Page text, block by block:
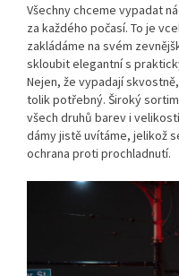
Všechny chceme vypadat
za každého počasí. To je
zakládáme na svém
skloubit elegantní s
Nejen, že vypadají
tolik potřebný. Široký
všech druhů barev i
dámy jistě uvítáme, jelikož
ochrana proti prochladnutí.